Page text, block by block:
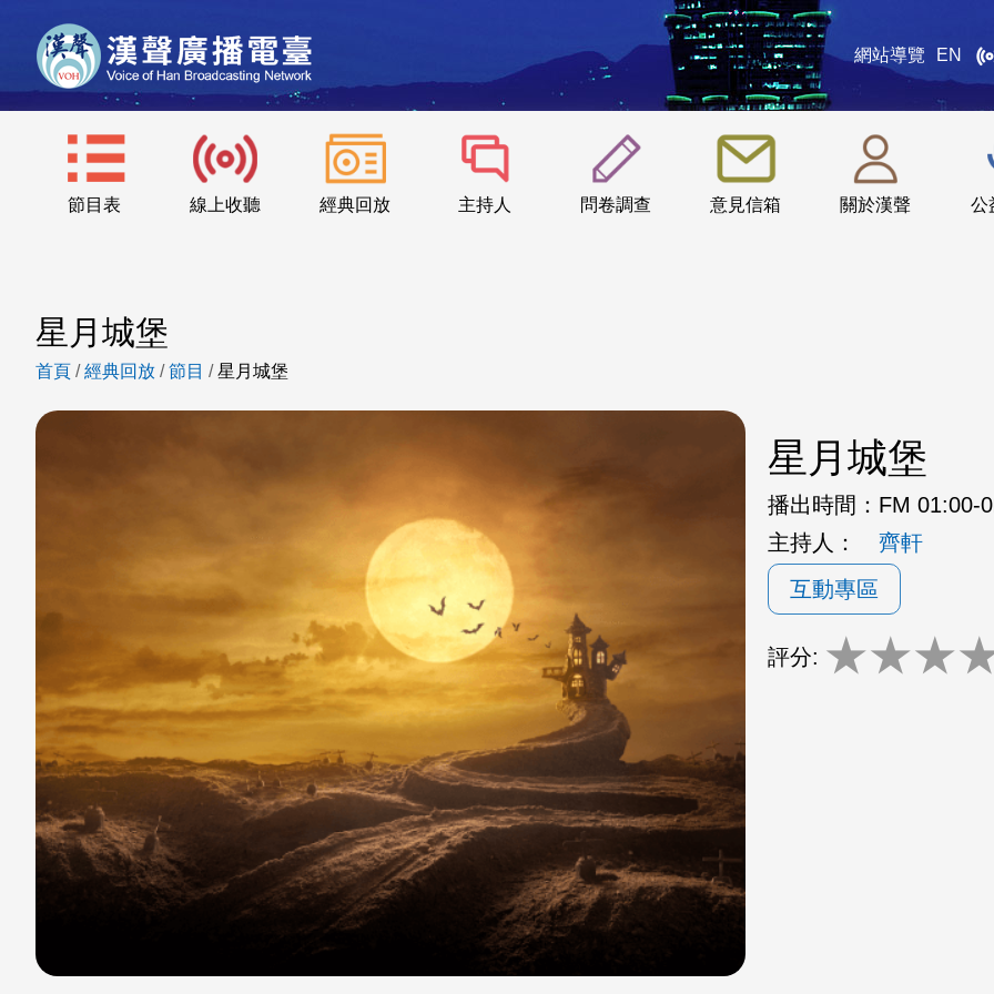
網站導覽 EN
節目表 線上收聽 經典回放 主持人 問卷調查 意見信箱 關於漢聲 公
:::
星月城堡
首頁 /經典回放 /節目 /星月城堡
星月城堡
播出時間： FM 01:00-
主持人：
齊軒
互動專區
評分: ★★★